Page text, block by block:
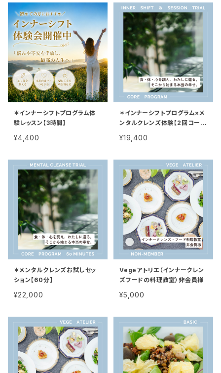
＊インナーシフトプログラム体
験レッスン【3時間】
¥4,400
＊インナーシフトプログラム×メ
ンタルクレンズ体験【2回コー
¥19,400
＊メンタルクレンズお試しセッ
ション【60分】
¥22,000
Vegeアトリエ（インナークレン
ズフードの料理教室）非会員様
¥5,000